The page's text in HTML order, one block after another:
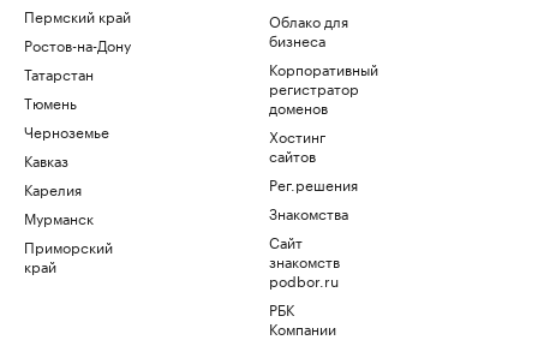
Пермский край
Ростов-на-Дону
Татарстан
Тюмень
Черноземье
Кавказ
Карелия
Мурманск
Приморский
край
Облако для
бизнеса
Корпоративный
регистратор
доменов
Хостинг
сайтов
Рег.решения
Знакомства
Сайт
знакомств
podbor.ru
РБК
Компании